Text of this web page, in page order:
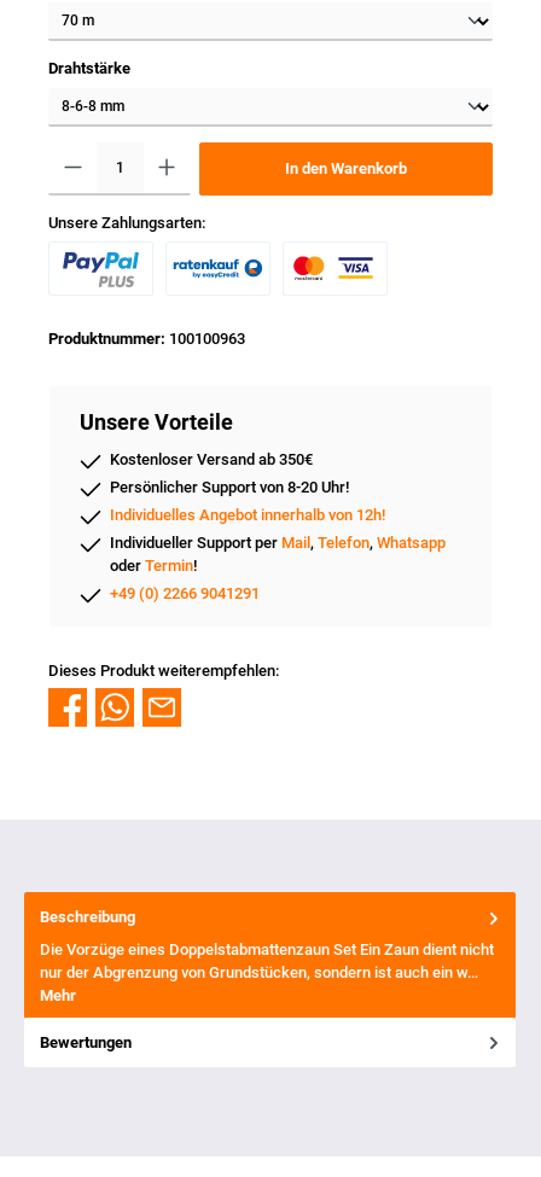
Drahtstärke
In den Warenkorb
Unsere Zahlungsarten:
Produktnummer: 100100963
Unsere Vorteile
Kostenloser Versand ab 350€
Persönlicher Support von 8-20 Uhr!
Individuelles Angebot innerhalb von 12h!
Individueller Support per Mail , Telefon, Whatsapp
oder Termin!
+49 (0) 2266 9041291
Dieses Produkt weiterempfehlen:
Beschreibung
Die Vorzüge eines Doppelstabmattenzaun Set Ein Zaun dient nicht
nur der Abgrenzung von Grundstücken, sondern ist auch ein w…
Mehr
Bewertungen